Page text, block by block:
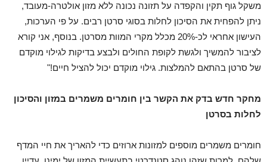
משקל גוף תקין והקפדה על תזונה נכונה ללא מזון אולטרה-מעובד,
ניתן להפחית את הסיכון לחלות בסוגי סרטן רבים. על פי הערכות,
העישון אחראי לכ-20% מכלל מקרי המוות מסרטן. בנוסף, אני קורא
לציבור להמשיך ולגשת לקופת החולים ולבצע בדיקות לגילוי מוקדם
של סרטן בהתאם להמלצות. גילוי מוקדם יכול להציל חיים!"
מחקר חדש בדק את הקשר בין חומרים משמרים במזון והסיכון
לחלות בסרטן
חומרים משמרים מוספים למזונות ארוזים כדי להאריך את חיי המדף